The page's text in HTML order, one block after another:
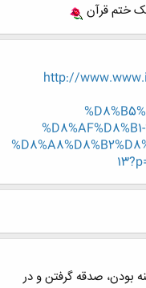
ختم قرآن
http://
بودن، صدقه گرفتن و در